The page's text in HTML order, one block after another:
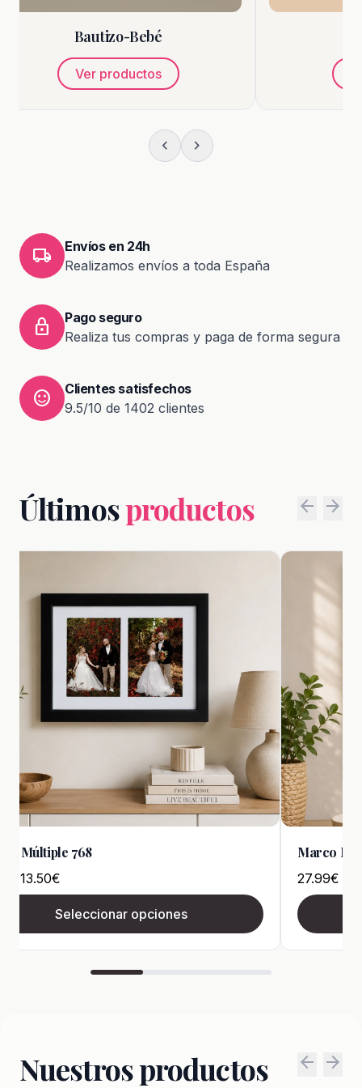
Bebé
productos Ver productos
chevron_left chevron_right
local_shipping
Envíos en 24h
Realizamos envíos a toda España
lock
Pago seguro
Realiza tus compras y paga de forma segura
sentiment_satisfied
Clientes satisfechos
9.5/10 de 1402 clientes
Últimosproductos arrow_back arrow_forward
SO802
Seleccionar opciones
Marco
16.99€
Nuestros productos
arrow_back arrow_forward